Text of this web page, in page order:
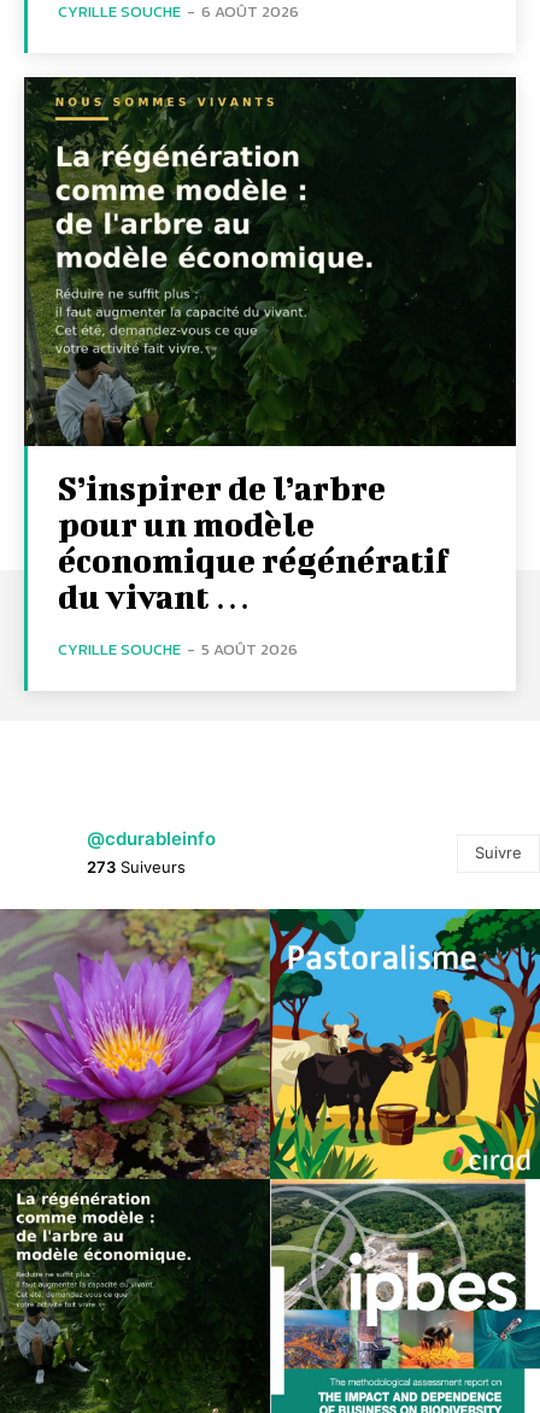
CYRILLE SOUCHE - 6 AOÛT 2026
S’inspirer de l’arbre
pour un modèle
économique régénératif
du vivant …
CYRILLE SOUCHE - 5 AOÛT 2026
@cdurableinfo
273 Suiveurs
Suivre